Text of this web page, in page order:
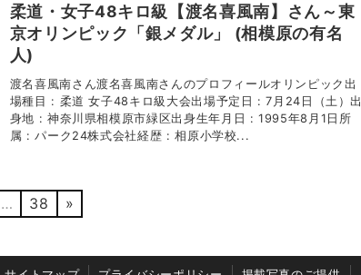
柔道・女子48キロ級【渡名喜風南】さん～東
京オリンピック「銀メダル」 (相模原の有名
人)
渡名喜風南さん渡名喜風南さんのプロフィールオリンピック出
場種目 : 柔道 女子48キロ級大会出場予定日 : 7月24日（土）出
身地 : 神奈川県相模原市緑区出身生年月日 : 1995年8月1日所
属 : パーク24株式会社経歴 : 相原小学校...
… 38 »